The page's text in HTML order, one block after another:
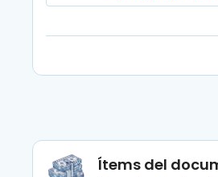
Ítems del